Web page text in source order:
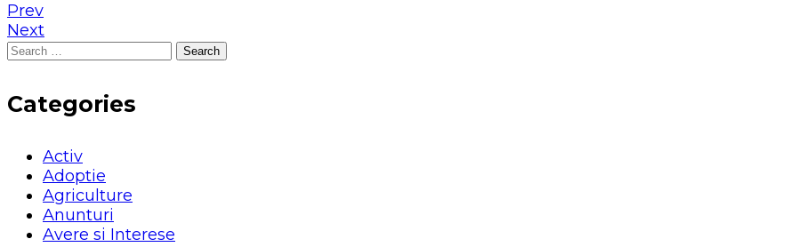
Prev
Next
Search
Categories
Activ
Adoptie
Agriculture
Anunturi
Avere si Interese